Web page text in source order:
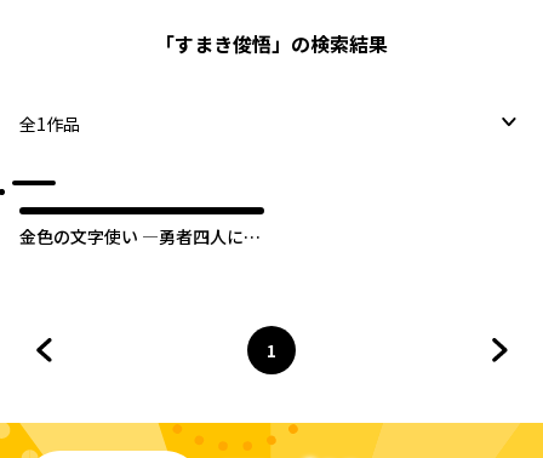
「すまき俊悟」の検索結果
全1作品
金色の文字使い ―勇者四人に巻
ページ
1
へ